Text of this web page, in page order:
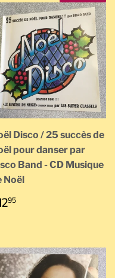
Disco / 25 succès de
pour danser par
Band - CD Musique
Noël
95